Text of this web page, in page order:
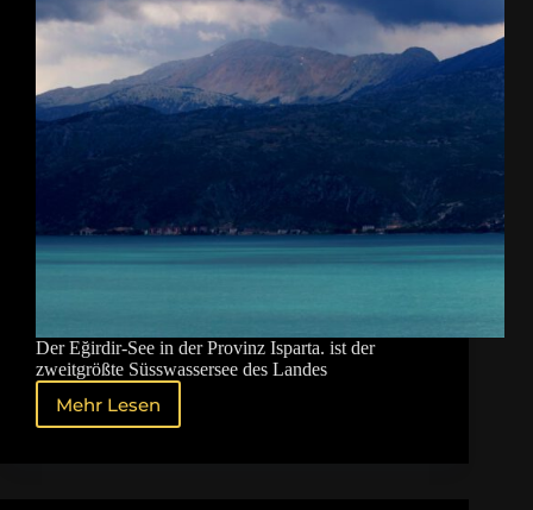
Der Eğirdir-See in der Provinz Isparta. ist der
zweitgrößte Süsswassersee des Landes
Mehr Lesen
Der